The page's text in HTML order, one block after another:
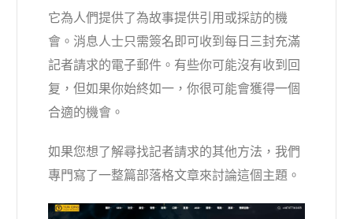
它為人們提供了為故事提供引用或採訪的機
會。消息人士只需簽名即可收到每日三封充滿
記者請求的電子郵件。有些你可能沒有收到回
复，但如果你始終如一，你很可能會獲得一個
合適的機會。
如果您想了解尋找記者請求的其他方法 ，我們
專門寫了一整篇部落格文章來討論這個主題。